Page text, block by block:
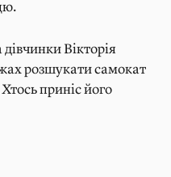
Вікторія
розшукати самокат
приніс його